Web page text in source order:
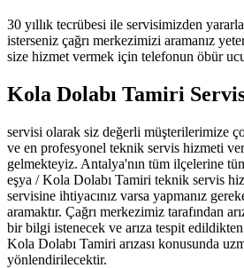
30 yıllık tecrübesi ile servisimizden
isterseniz çağrı merkezimizi aramanız
size hizmet vermek için telefonun öbür
Kola Dolabı Tamiri
servisi olarak siz değerli müşterilerimize
ve en profesyonel teknik servis hizmeti
gelmekteyiz. Antalya'nın tüm ilçelerine
eşya / Kola Dolabı Tamiri teknik servis
servisine ihtiyacınız varsa yapmanız
aramaktır. Çağrı merkezimiz tarafından
bir bilgi istenecek ve arıza tespit
Kola Dolabı Tamiri arızası konusunda
yönlendirilecektir.